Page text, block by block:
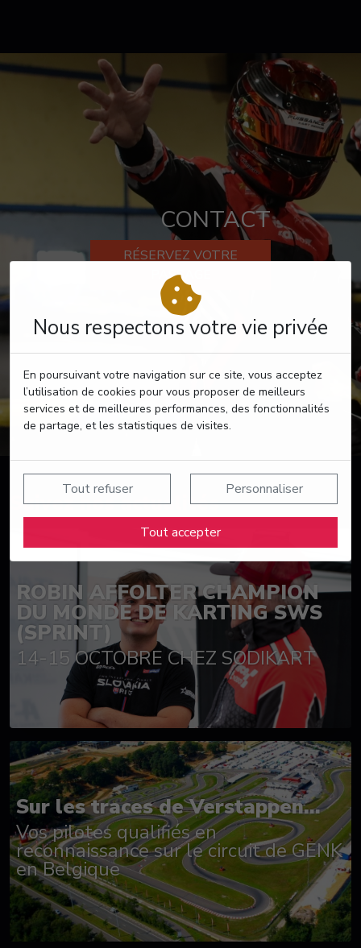
Nous respectons votre vie privée
En poursuivant votre navigation sur ce site, vous acceptez
l’utilisation de cookies pour vous proposer de meilleurs
services et de meilleures performances, des fonctionnalités
de partage, et les statistiques de visites.
Tout refuser Personnaliser
Tout accepter
CONTACT
RÉSERVEZ VOTRE
PASSAGE
Suivez nos actualités
ROBIN AFFOLTER CHAMPION
DU MONDE DE KARTING SWS
(SPRINT)
14-15 OCTOBRE CHEZ SODIKART
Sur les traces de Verstappen...
Vos pilotes qualifiés en
reconnaissance sur le circuit de GENK
en Belgique